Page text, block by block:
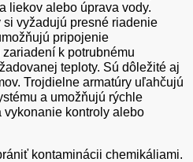
liekov alebo úprava vody.
vyžadujú presné riadenie
pripojenie
k potrubnému
teploty. Sú dôležité aj
Trojdielne armatúry uľahčujú
a umožňujú rýchle
kontroly alebo
kontaminácii chemikáliami.